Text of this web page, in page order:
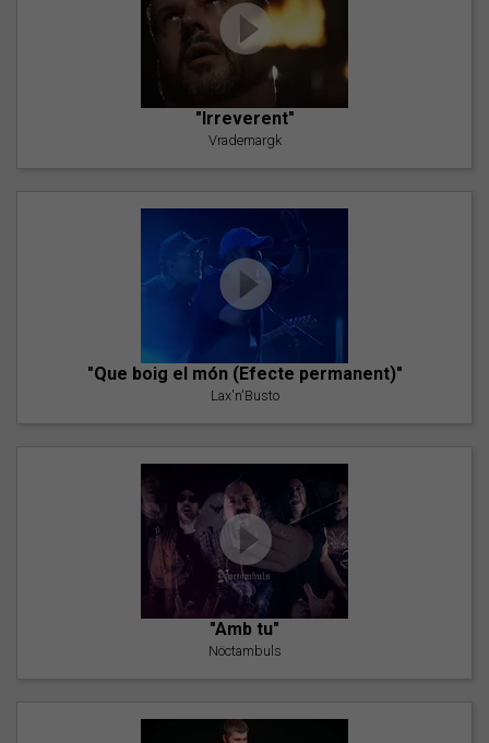
"Irreverent"
Vrademargk
"Que boig el món (Efecte permanent)"
Lax'n'Busto
"Amb tu"
Nöctambuls